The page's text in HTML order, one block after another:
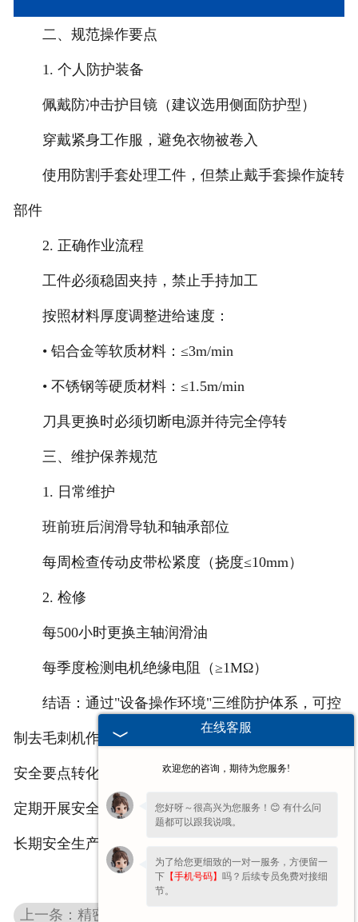
二、规范操作要点
1. 个人防护装备
佩戴防冲击护目镜（建议选用侧面防护型）
穿戴紧身工作服，避免衣物被卷入
使用防割手套处理工件，但禁止戴手套操作旋转
部件
2. 正确作业流程
工件必须稳固夹持，禁止手持加工
按照材料厚度调整进给速度：
• 铝合金等软质材料：≤3m/min
• 不锈钢等硬质材料：≤1.5m/min
刀具更换时必须切断电源并待完全停转
三、维护保养规范
1. 日常维护
班前班后润滑导轨和轴承部位
每周检查传动皮带松紧度（挠度≤10mm）
2. 检修
每500小时更换主轴润滑油
每季度检测电机绝缘电阻（≥1MΩ）
结语：通过"设备操作环境"三维防护体系，可控
制去毛刺机作业风险。建议制作可视化操作看板，将
安全要点转化为图文流程，强化作业人员安全意识。
定期开展安全演练，持续提升应急处理能力，是保障
长期安全生产的关键。
在线客服
欢迎您的咨询，期待为您服务!
您好呀～很高兴为您服务！😊 有什么问
题都可以跟我说哦。
为了给您更细致的一对一服务，方便留一
下 【手机号码】 吗？后续专员免费对接细
节。